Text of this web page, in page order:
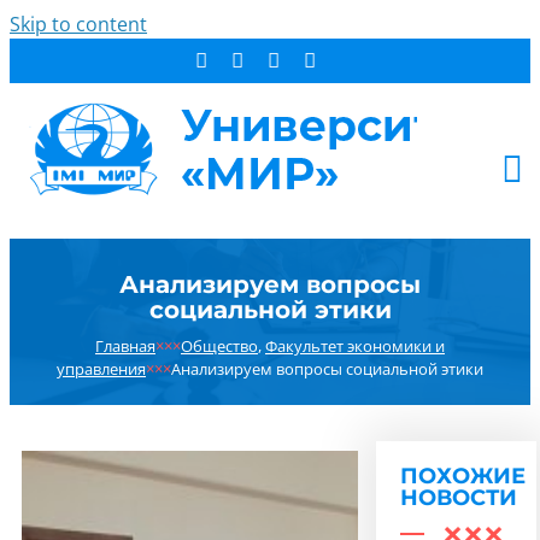
Skip to content
ОБ УНИВЕРСИТЕТЕ
НОВОСТИ
РЕЗУЛЬТАТ ПОИСКА:
Анализируем вопросы
социальной этики
Главная×××Общество,Факультет экономики и
управления×××Анализируем вопросы социальной этики
ПОХОЖИЕ
НОВОСТИ